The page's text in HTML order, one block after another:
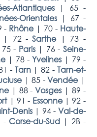
Atlantiques |
65 -
Orientales | 67 -
- Rhône | 70 - Haute-
| 72 -Sarthe | 73 -
75 - Paris | 76 - Seine-
| 78 - Yvelines | 79 -
- Tarn | 82 - Tarn-et-
|85 -Vendée |
| 88 -Vosges | 89 -
| 91 - Essonne | 92 -
Denis | 94 - Val-de-
- Corse-du-Sud | 2B -